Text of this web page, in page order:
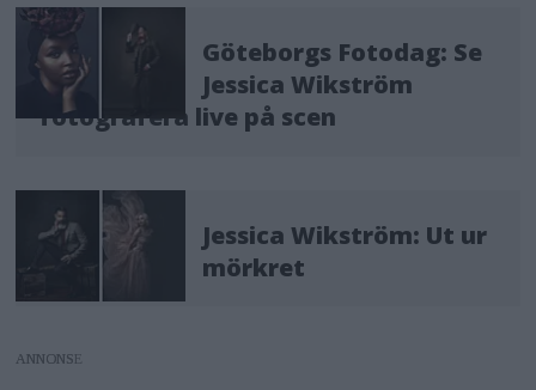
Göteborgs Fotodag: Se
Jessica Wikström
fotografera live på scen
Jessica Wikström: Ut ur
mörkret
ANNONS